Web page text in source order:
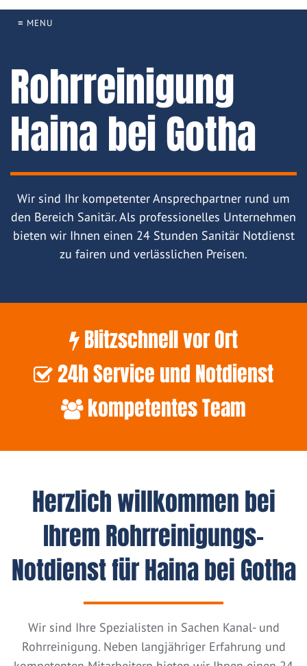
≡ MENU
Rohrreinigung
Haina bei Gotha
Wir sind Ihr kompetenter Ansprechpartner rund um
den Bereich Sanitär. Als professionelles Unternehmen
bieten wir Ihnen einen 24 Stunden Sanitär Notdienst
zu fairen und verlässlichen Preisen.
Blitzschnell vor Ort
24h Service und Notdienst
kompetentes Team
Herzlich willkommen bei
Ihrem Rohrreinigungs-
Notdienst für Haina bei Gotha
Wir sind Ihre Spezialisten in Sachen Kanal- und
Rohrreinigung. Neben langjähriger Erfahrung und